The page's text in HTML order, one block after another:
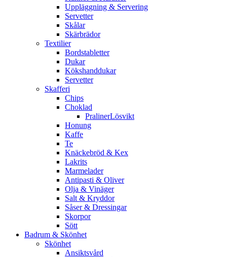
Uppläggning & Servering
Servetter
Skålar
Skärbrädor
Textilier
Bordstabletter
Dukar
Kökshanddukar
Servetter
Skafferi
Chips
Choklad
PralinerLösvikt
Honung
Kaffe
Te
Knäckebröd & Kex
Lakrits
Marmelader
Antipasti & Oliver
Olja & Vinäger
Salt & Kryddor
Såser & Dressingar
Skorpor
Sött
Badrum & Skönhet
Skönhet
Ansiktsvård